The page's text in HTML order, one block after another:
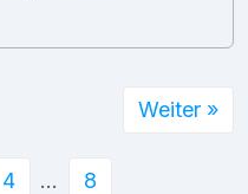
4 … 8
Weiter »